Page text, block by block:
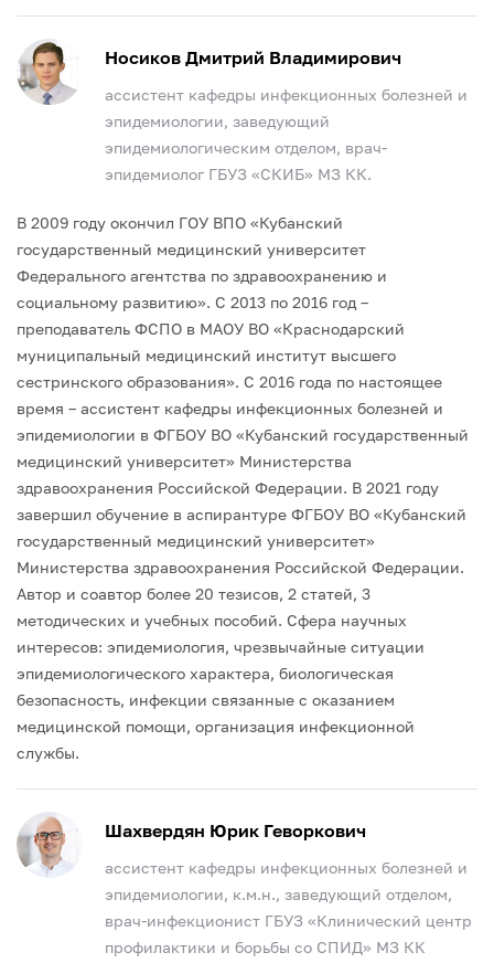
Носиков Дмитрий Владимирович
ассистент кафедры инфекционных болезней и
эпидемиологии, заведующий
эпидемиологическим отделом, врач-
эпидемиолог ГБУЗ «СКИБ» МЗ КК.
В 2009 году окончил ГОУ ВПО «Кубанский
государственный медицинский университет
Федерального агентства по здравоохранению и
социальному развитию». С 2013 по 2016 год –
преподаватель ФСПО в МАОУ ВО «Краснодарский
муниципальный медицинский институт высшего
сестринского образования». С 2016 года по настоящее
время – ассистент кафедры инфекционных болезней и
эпидемиологии в ФГБОУ ВО «Кубанский государственный
медицинский университет» Министерства
здравоохранения Российской Федерации. В 2021 году
завершил обучение в аспирантуре ФГБОУ ВО «Кубанский
государственный медицинский университет»
Министерства здравоохранения Российской Федерации.
Автор и соавтор более 20 тезисов, 2 статей, 3
методических и учебных пособий. Сфера научных
интересов: эпидемиология, чрезвычайные ситуации
эпидемиологического характера, биологическая
безопасность, инфекции связанные с оказанием
медицинской помощи, организация инфекционной
службы.
Шахвердян Юрик Геворкович
ассистент кафедры инфекционных болезней и
эпидемиологии, к.м.н., заведующий отделом,
врач-инфекционист ГБУЗ «Клинический центр
профилактики и борьбы со СПИД» МЗ КК